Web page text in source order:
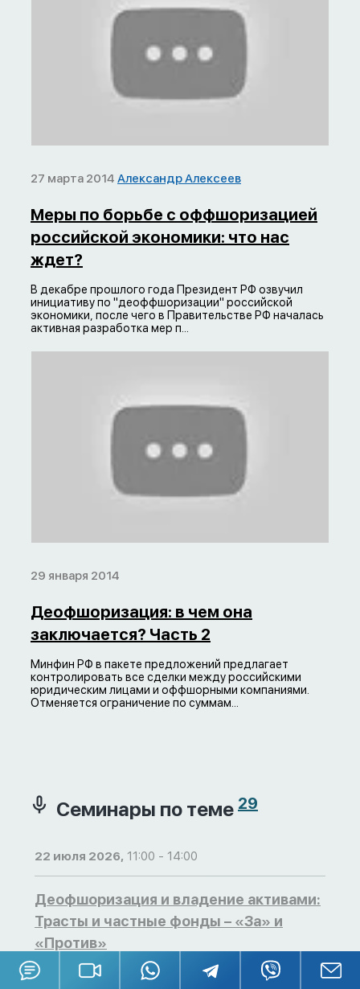
27 марта 2014 Александр Алексеев
Меры по борьбе с оффшоризацией
российской экономики: что нас
ждет?
В декабре прошлого года Президент РФ озвучил
инициативу по "деоффшоризации" российской
экономики, после чего в Правительстве РФ началась
активная разработка мер п...
29 января 2014
Деофшоризация: в чем она
заключается? Часть 2
Минфин РФ в пакете предложений предлагает
контролировать все сделки между российскими
юридическим лицами и оффшорными компаниями.
Отменяется ограничение по суммам...
Семинары по теме 29
22 июля 2026, 11:00 - 14:00
Деофшоризация и владение активами:
Трасты и частные фонды – «За» и
«Против»